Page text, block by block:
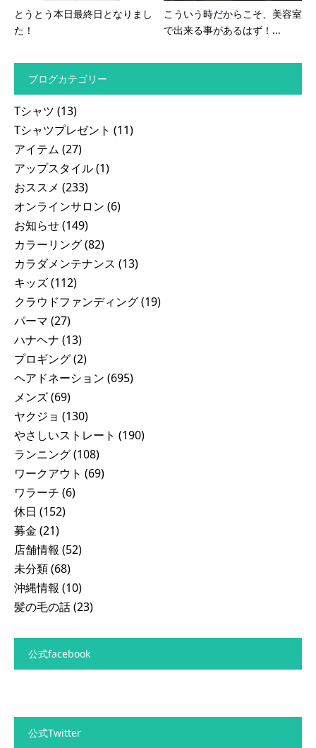
とうとう本日最終日となりまし
た！
こういう時だからこそ、美容室
で出来る事があるはず！...
ブログカテゴリー
Tシャツ (13)
Tシャツプレゼント (11)
アイテム (27)
アップスタイル(1)
おススメ (233)
オンラインサロン (6)
お知らせ(149)
カラーリング(82)
カラダメンテナンス (13)
キッズ(112)
クラウドファンディング(19)
パーマ (27)
ハナヘナ (13)
プロギング(2)
ヘアドネーション (695)
メンズ(69)
ヤクジョ (130)
やさしいストレート (190)
ランニング(108)
ワークアウト (69)
ワラーチ (6)
休日 (152)
募金 (21)
店舗情報 (52)
未分類(68)
沖縄情報 (10)
髪の毛の話(23)
公式facebook
公式Twitter